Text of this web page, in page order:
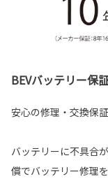
BEVバッテリー保
安心の修理・交換保証
バッテリーに不具合
償でバッテリー修理